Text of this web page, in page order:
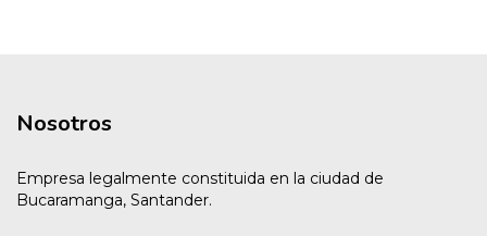
Nosotros
Empresa legalmente constituida en la ciudad de
Bucaramanga, Santander.